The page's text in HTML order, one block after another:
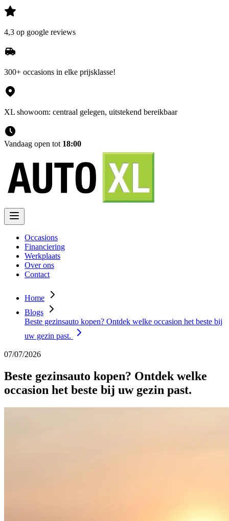
4,3 op google reviews
300+ occasions in elke prijsklasse!
XL showoom: centraal gelegen, uitstekend bereikbaar
Vandaag open tot 18:00
Occasions
Financiering
Werkplaats
Over ons
Contact
Home
Blogs
Beste gezinsauto kopen? Ontdek welke occasion het beste bij
uw gezin past.
07/07/2026
Beste gezinsauto kopen? Ontdek welke
occasion het beste bij uw gezin past.